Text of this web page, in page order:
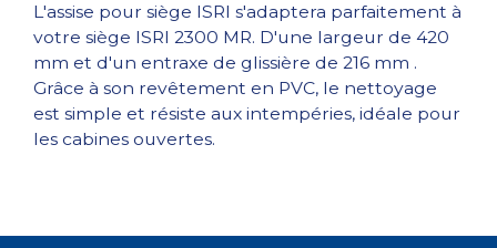
L'assise pour siège ISRI s'adaptera parfaitement à
votre siège ISRI 2300 MR. D'une largeur de 420
mm et d'un entraxe de glissière de 216 mm .
Grâce à son revêtement en PVC, le nettoyage
est simple et résiste aux intempéries, idéale pour
les cabines ouvertes.